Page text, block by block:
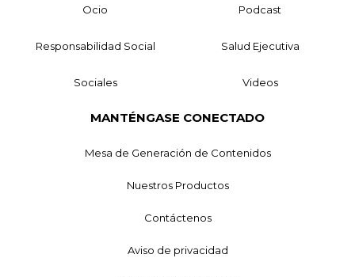
Ocio Podcast
Responsabilidad Social Salud Ejecutiva
Sociales Videos
MANTÉNGASE CONECTADO
Mesa de Generación de Contenidos
Nuestros Productos
Contáctenos
Aviso de privacidad